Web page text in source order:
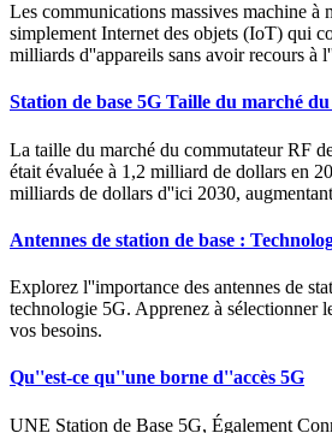
Les communications massives machine à
simplement Internet des objets (IoT) qui
milliards d''appareils sans avoir recours à
Station de base 5G Taille du marché
La taille du marché du commutateur RF
était évaluée à 1,2 milliard de dollars en
milliards de dollars d''ici 2030,
Antennes de station de base :
Explorez l''importance des antennes de
technologie 5G. Apprenez à sélectionner
vos besoins.
Qu''est-ce qu''une borne d''accès 5G
UNE Station de Base 5G, Également